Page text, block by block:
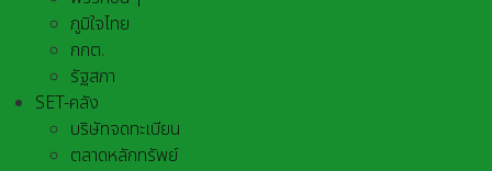
ภูมิใจไทย
กกต.
รัฐสภา
SET-คลัง
บริษัทจดทะเบียน
ตลาดหลักทรัพย์